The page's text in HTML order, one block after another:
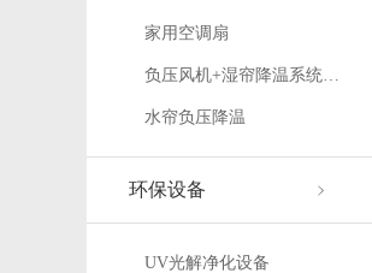
家用空调扇
负压风机+湿帘降温系统…
水帘负压降温
环保设备
UV光解净化设备